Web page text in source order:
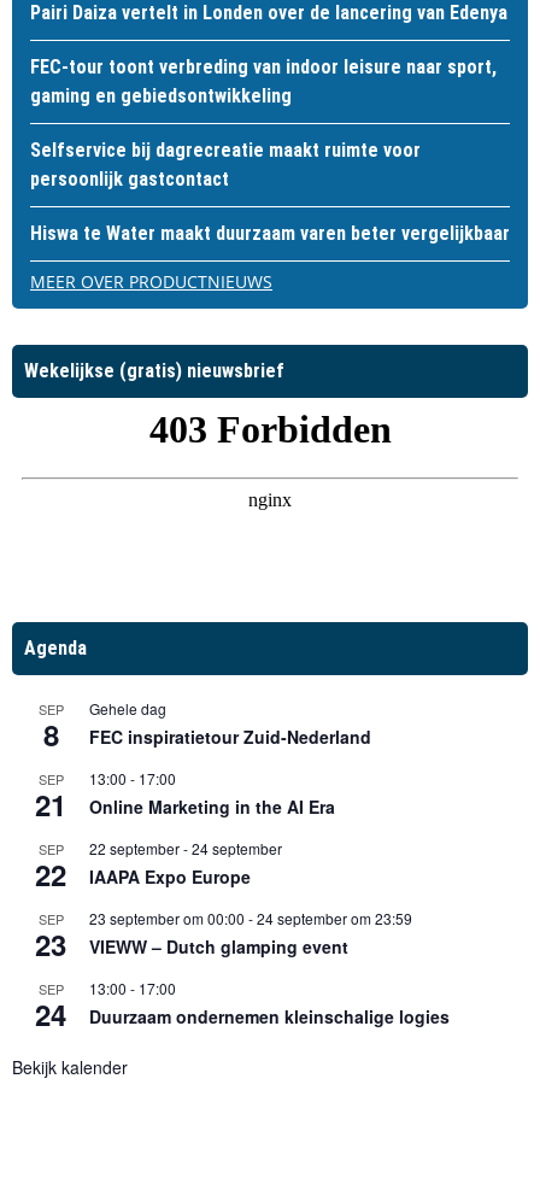
Pairi Daiza vertelt in Londen over de lancering van Edenya
FEC-tour toont verbreding van indoor leisure naar sport,
gaming en gebiedsontwikkeling
Selfservice bij dagrecreatie maakt ruimte voor
persoonlijk gastcontact
Hiswa te Water maakt duurzaam varen beter vergelijkbaar
MEER OVER PRODUCTNIEUWS
Wekelijkse (gratis) nieuwsbrief
Agenda
SEP
8
Gehele dag
FEC inspiratietour Zuid-Nederland
SEP
21
13:00 - 17:00
Online Marketing in the AI Era
SEP
22
22 september-24 september
IAAPA Expo Europe
SEP
23
23 september om 00:00 -24 september om 23:59
VIEWW – Dutch glamping event
SEP
24
13:00 - 17:00
Duurzaam ondernemen kleinschalige logies
Bekijk kalender